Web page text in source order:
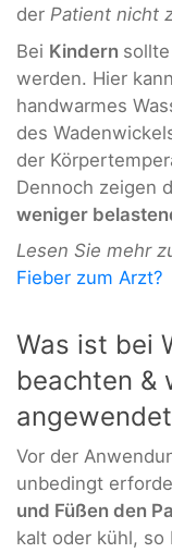
der Patient nicht
Bei Kindern sollte
werden. Hier
handwarmes
des
der
Dennoch zeigen
weniger
Lesen Sie mehr
Fieber zum Arzt?
Was ist bei
beachten &
Vor der
unbedingt
und Füßen den
kalt oder kühl,